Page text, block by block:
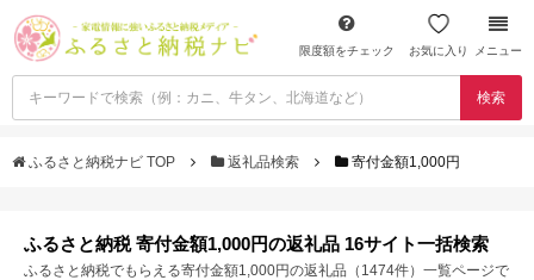
限度額をチェック お気に入り メニュー
検索
ふるさと納税ナビ TOP 返礼品検索 寄付金額1,000円
ふるさと納税 寄付金額1,000円の返礼品 16サイト一括検索
ふるさと納税でもらえる寄付金額1,000円の返礼品（1474件）一覧ページで